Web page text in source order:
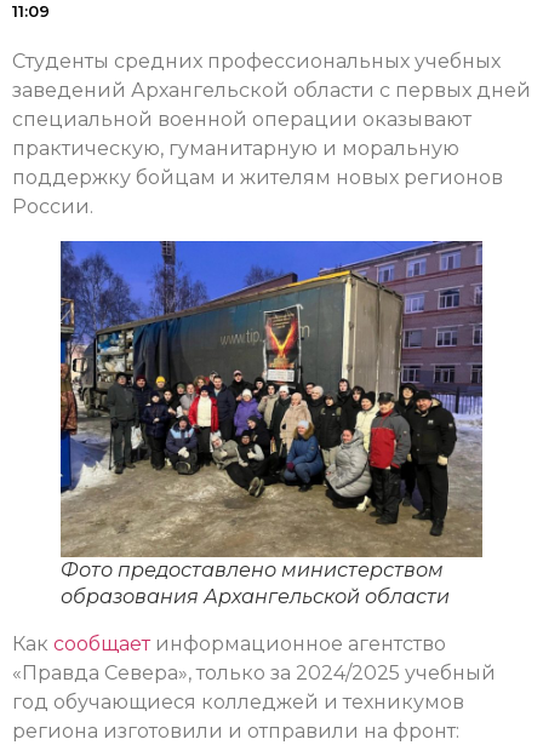
11:09
Студенты средних профессиональных учебных
заведений Архангельской области с первых дней
специальной военной операции оказывают
практическую, гуманитарную и моральную
поддержку бойцам и жителям новых регионов
России.
Фото предоставлено министерством
образования Архангельской области
Как сообщаетинформационное агентство
«Правда Севера», только за 2024/2025 учебный
год обучающиеся колледжей и техникумов
региона изготовили и отправили на фронт: